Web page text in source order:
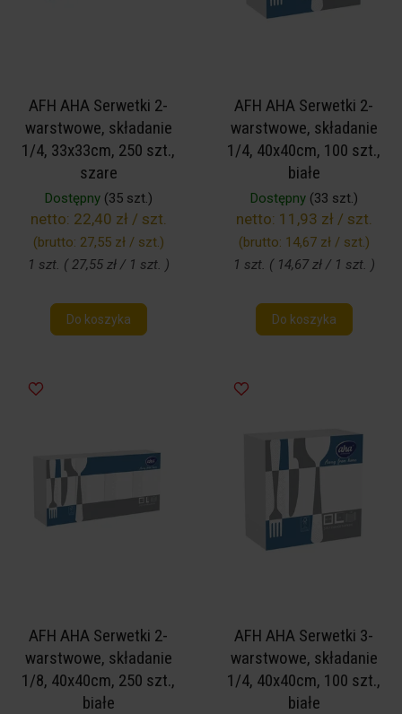
AFH AHA Serwetki 2-
warstwowe, składanie
1/4, 33x33cm, 250 szt.,
szare
Dostępny(35 szt.)
netto: 22,40 zł / szt.
(brutto: 27,55 zł / szt.)
1 szt. ( 27,55 zł / 1 szt. )
Do koszyka
AFH AHA Serwetki 2-
warstwowe, składanie
1/4, 40x40cm, 100 szt.,
białe
Dostępny(33 szt.)
netto: 11,93 zł / szt.
(brutto: 14,67 zł / szt.)
1 szt. ( 14,67 zł / 1 szt. )
Do koszyka
AFH AHA Serwetki 2-
warstwowe, składanie
1/8, 40x40cm, 250 szt.,
białe
AFH AHA Serwetki 3-
warstwowe, składanie
1/4, 40x40cm, 100 szt.,
białe